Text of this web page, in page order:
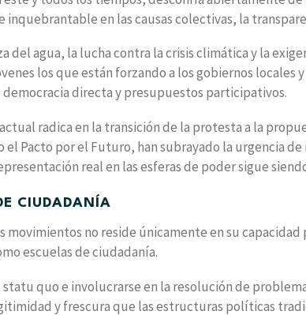
inquebrantable en las causas colectivas, la
del agua, la lucha contra la crisis climática y la
los que están forzando a los gobiernos
democracia directa y presupuestos participativos.
radica en la transición de la protesta a la
el Pacto por el Futuro, han subrayado la urgencia
real en las esferas de poder sigue
CIUDADANÍA
movimientos no reside únicamente en su
escuelas de ciudadanía.
quo e involucrarse en la resolución de
y frescura que las estructuras políticas